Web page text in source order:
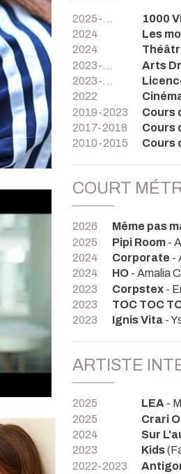
2025-... 1000
2024
Les
2024
2023-...
Arts
2023-...
2022
2019-2023
Cours
2017-2018
Cours
2010-2015
Cours
COURT
2026 Même pas
2025
Pipi Room -
2024
Corporate -
2024
HO - Amalia
2023
Corpstex -
2023
TOC TOC
2023
Ignis Vita -
ARTISTE
2025 LEA -
2025
Crari
2024
Sur
2023
Kids
2022-2023